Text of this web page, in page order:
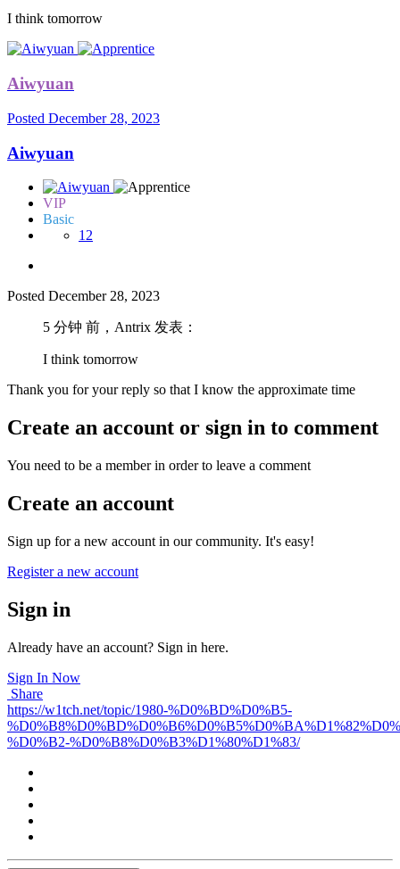
I think tomorrow
Aiwyuan
Posted December 28, 2023
Aiwyuan
VIP
Basic
12
Posted December 28, 2023
5 分钟 前，Antrix 发表：
I think tomorrow
Thank you for your reply so that I know the approximate time
Create an account or sign in to comment
You need to be a member in order to leave a comment
Create an account
Sign up for a new account in our community. It's easy!
Register a new account
Sign in
Already have an account? Sign in here.
Sign In Now
Share
https://w1tch.net/topic/1980-%D0%BD%D0%B5-
%D0%B2-%D0%B8%D0%B3%D1%80%D1%83/